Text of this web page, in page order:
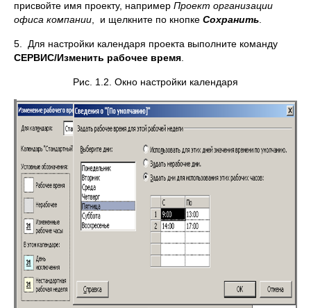
присвойте имя проекту, например Проект организации
офиса компании , и щелкните по кнопке Сохранить
5. Для настройки календаря проекта выполните команду
СЕРВИС/Изменить рабочее время
Рис. 1.2. Окно настройки календаря